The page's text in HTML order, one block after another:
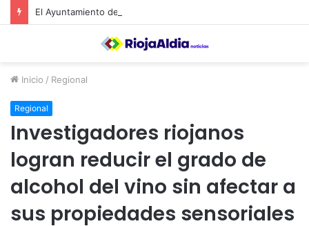
Inicio / Regional
Regional
Investigadores riojanos
logran reducir el grado de
alcohol del vino sin afectar a
sus propiedades sensoriales